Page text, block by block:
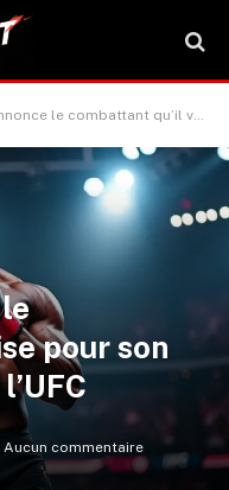
qu’il vise pour son retour triomphal à l’UFC
pour son
Aucun commentaire